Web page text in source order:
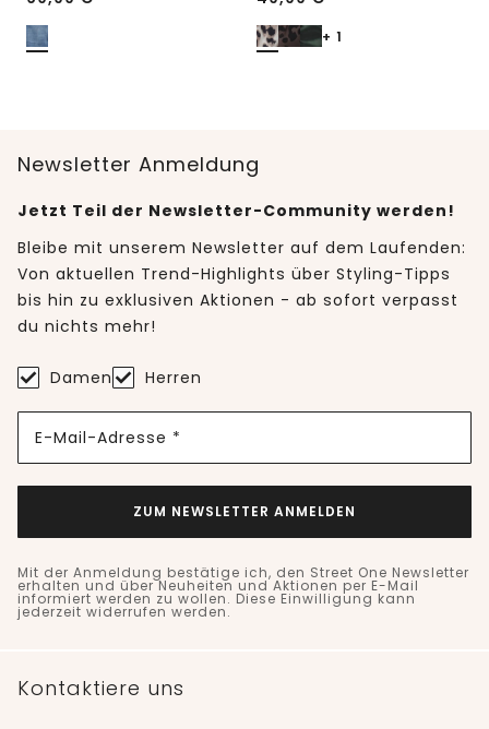
+ 1
Newsletter Anmeldung
Jetzt Teil der Newsletter-Community werden!
Bleibe mit unserem Newsletter auf dem Laufenden:
Von aktuellen Trend-Highlights über Styling-Tipps
bis hin zu exklusiven Aktionen - ab sofort verpasst
du nichts mehr!
Damen Herren
E-Mail-Adresse *
ZUM NEWSLETTER ANMELDEN
Mit der Anmeldung bestätige ich, den Street One Newsletter
erhalten und über Neuheiten und Aktionen per E-Mail
informiert werden zu wollen. Diese Einwilligung kann
jederzeit widerrufen werden.
Kontaktiere uns